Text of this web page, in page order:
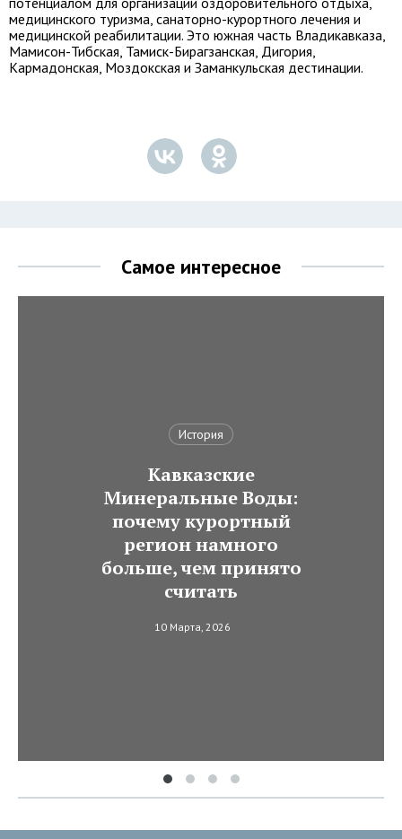
медицинского туризма, санаторно-курортного лечения и
медицинской реабилитации. Это южная часть Владикавказа,
Мамисон-Тибская, Тамиск-Бирагзанская, Дигория,
Кармадонская, Моздокская и Заманкульская дестинации.
Самое интересное
История
Кавказские
Минеральные Воды:
почему курортный
регион намного
больше, чем принято
считать
10 Марта, 2026